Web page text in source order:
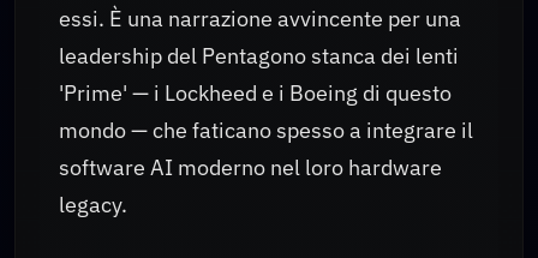
essi. È una narrazione avvincente per una
leadership del Pentagono stanca dei lenti
'Prime' — i Lockheed e i Boeing di questo
mondo — che faticano spesso a integrare il
software AI moderno nel loro hardware
legacy.